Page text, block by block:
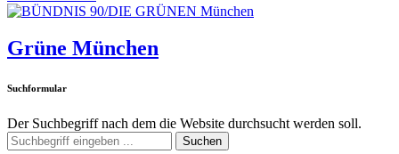
Grüne München
Suchformular
Der Suchbegriff nach dem die Website durchsucht werden soll.
Suchen